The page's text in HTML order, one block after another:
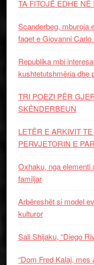
TA FITOJË EDHE
Scanderbeg, mburoja
faqet e Giovanni
Republika mbi
kushtetutshmëria dhe
TRI POEZI PËR
SKËNDERBEUN
LETËR E ARKIVIT
PERVJETORIN E
Oxhaku, nga elementi
familjar
Arbëreshët si model
kulturor
Sali Shijaku, “Diego
“Dom Fred Kalaj,